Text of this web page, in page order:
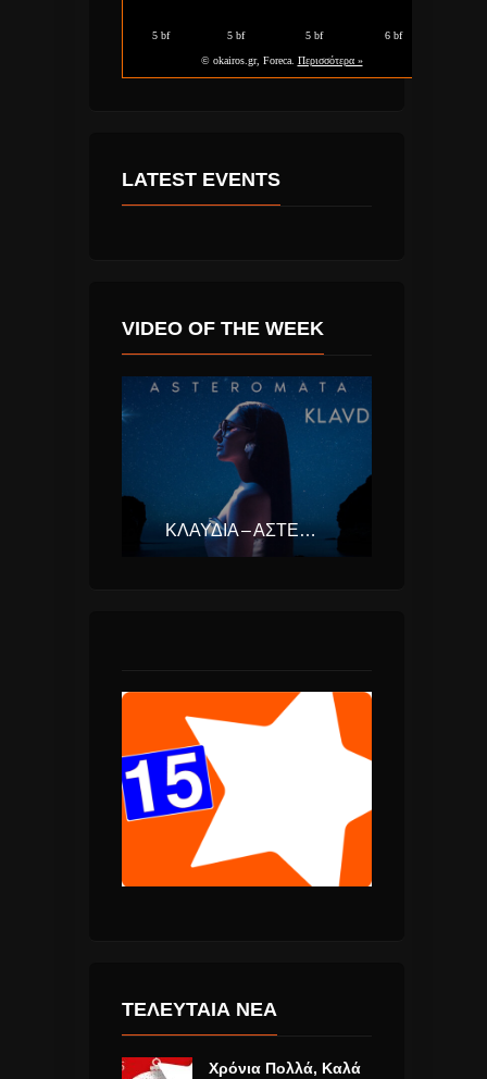
LATEST EVENTS
VIDEO OF THE WEEK
ΚΛΑΥΔΊΑ – ΑΣΤΕΡΟΜΆΤΑ (EUROVISION ΕΛΛΆΔΑ 2025)
ΤΕΛΕΥΤΑΙΑ ΝΕΑ
Χρόνια Πολλά, Καλά